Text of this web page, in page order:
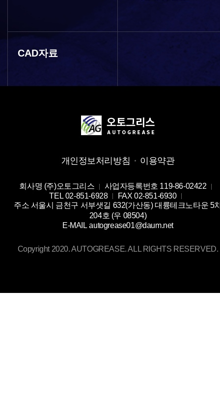
CAD자료
개인정보처리방침 이용약관
회사명 (주)오토그리스 사업자등록번호 119-86-02422
TEL 02-851-6928 FAX 02-851-6930
주소 서울시 금천구 서부샛길 632(가산동) 대륭테크노타운 5
204호 (우 08504)
E-MAIL autogrease01@daum.net
Copyright 2020. AUTOGREASE. ALL RIGHTS RESERVED.